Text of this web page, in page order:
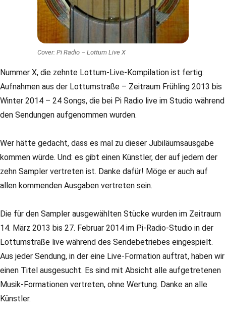
Cover: Pi Radio – Lottum Live X
Nummer X, die zehnte Lottum-Live-Kompilation ist fertig:
Aufnahmen aus der Lottumstraße – Zeitraum Frühling 2013 bis
Winter 2014 – 24 Songs, die bei Pi Radio live im Studio während
den Sendungen aufgenommen wurden.
Wer hätte gedacht, dass es mal zu dieser Jubiläumsausgabe
kommen würde. Und: es gibt einen Künstler, der auf jedem der
zehn Sampler vertreten ist. Danke dafür! Möge er auch auf
allen kommenden Ausgaben vertreten sein.
Die für den Sampler ausgewählten Stücke wurden im Zeitraum
14. März 2013 bis 27. Februar 2014 im Pi-Radio-Studio in der
Lottumstraße live während des Sendebetriebes eingespielt.
Aus jeder Sendung, in der eine Live-Formation auftrat, haben wir
einen Titel ausgesucht. Es sind mit Absicht alle aufgetretenen
Musik-Formationen vertreten, ohne Wertung. Danke an alle
Künstler.